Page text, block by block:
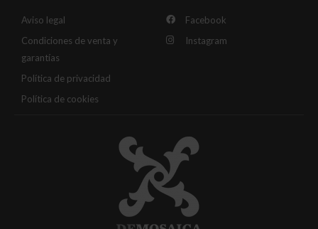
Aviso legal
Condiciones de venta y
garantías
Política de privacidad
Política de cookies
Facebook
Instagram